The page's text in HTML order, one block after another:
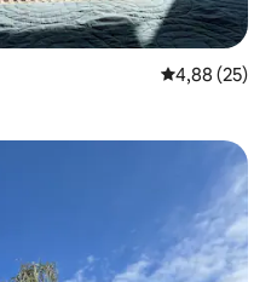
Évaluation
4,88 (25)